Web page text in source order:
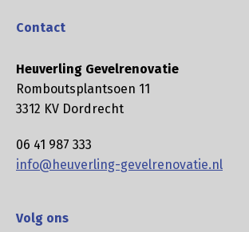
Contact
Heuverling Gevelrenovatie
Romboutsplantsoen 11
3312 KV Dordrecht
06 41 987 333
info@heuverling-gevelrenovatie.nl
Volg ons